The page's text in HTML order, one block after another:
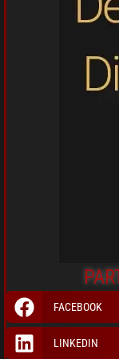
FACEBOOK
LINKEDIN